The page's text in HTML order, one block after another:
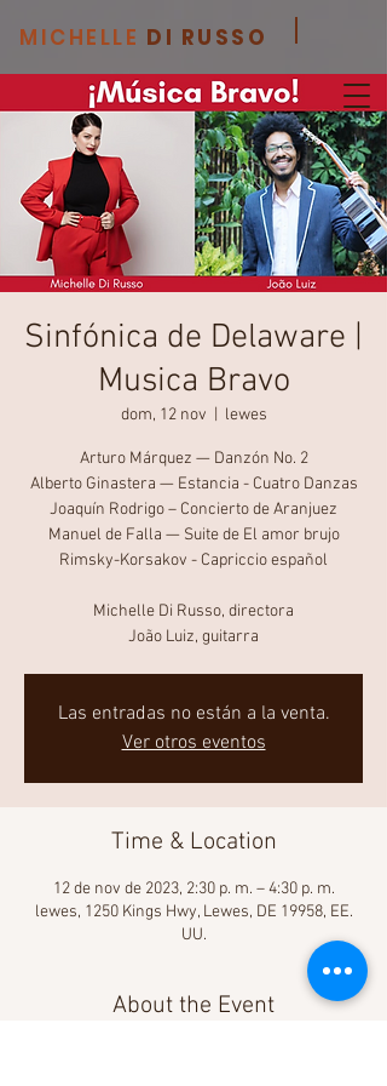
MICHELLE DI RUSSO
Sinfónica de Delaware |
Musica Bravo
dom, 12 nov lewes
Arturo Márquez — Danzón No. 2
Alberto Ginastera — Estancia - Cuatro Danzas
Joaquín Rodrigo – Concierto de Aranjuez
Manuel de Falla — Suite de El amor brujo
Rimsky-Korsakov - Capriccio español
Michelle Di Russo, directora
João Luiz, guitarra
Las entradas no están a la venta.
Ver otros eventos
Time & Location
12 de nov de 2023, 2:30 p. m. – 4:30 p. m.
lewes, 1250 Kings Hwy, Lewes, DE 19958, EE.
UU.
About the Event